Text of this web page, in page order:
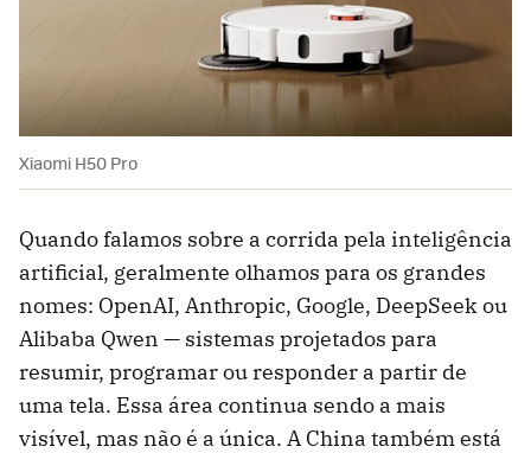
Xiaomi H50 Pro
Quando falamos sobre a corrida pela inteligência
artificial, geralmente olhamos para os grandes
nomes: OpenAI, Anthropic, Google, DeepSeek ou
Alibaba Qwen — sistemas projetados para
resumir, programar ou responder a partir de
uma tela. Essa área continua sendo a mais
visível, mas não é a única. A China também está